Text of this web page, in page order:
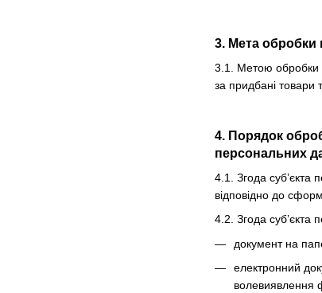
3. Мета обробки
3.1. Метою обробки
за придбані товари
4. Порядок
персональних
4.1. Згода суб’єкта
відповідно до
4.2. Згода
документ на
електронний
волевиявлення